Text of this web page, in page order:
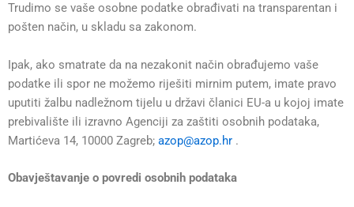
Trudimo se vaše osobne podatke obrađivati na transparentan i
pošten način, u skladu sa zakonom.
Ipak, ako smatrate da na nezakonit način obrađujemo vaše
podatke ili spor ne možemo riješiti mirnim putem, imate pravo
uputiti žalbu nadležnom tijelu u državi članici EU-a u kojoj imate
prebivalište ili izravno Agenciji za zaštiti osobnih podataka,
Martićeva 14, 10000 Zagreb; azop@azop.hr .
Obavještavanje o povredi osobnih podataka